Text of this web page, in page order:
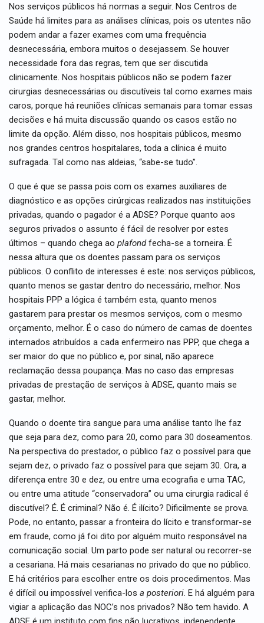
Nos serviços públicos há normas a seguir. Nos Centros de
Saúde há limites para as análises clínicas, pois os utentes não
podem andar a fazer exames com uma frequência
desnecessária, embora muitos o desejassem. Se houver
necessidade fora das regras, tem que ser discutida
clinicamente. Nos hospitais públicos não se podem fazer
cirurgias desnecessárias ou discutíveis tal como exames mais
caros, porque há reuniões clínicas semanais para tomar essas
decisões e há muita discussão quando os casos estão no
limite da opção. Além disso, nos hospitais públicos, mesmo
nos grandes centros hospitalares, toda a clínica é muito
sufragada. Tal como nas aldeias, “sabe-se tudo”.
O que é que se passa pois com os exames auxiliares de
diagnóstico e as opções cirúrgicas realizados nas instituições
privadas, quando o pagador é a ADSE? Porque quanto aos
seguros privados o assunto é fácil de resolver por estes
últimos – quando chega ao plafondfecha-se a torneira. É
nessa altura que os doentes passam para os serviços
públicos. O conflito de interesses é este: nos serviços públicos,
quanto menos se gastar dentro do necessário, melhor. Nos
hospitais PPP a lógica é também esta, quanto menos
gastarem para prestar os mesmos serviços, com o mesmo
orçamento, melhor. É o caso do número de camas de doentes
internados atribuídos a cada enfermeiro nas PPP, que chega a
ser maior do que no público e, por sinal, não aparece
reclamação dessa poupança. Mas no caso das empresas
privadas de prestação de serviços à ADSE, quanto mais se
gastar, melhor.
Quando o doente tira sangue para uma análise tanto lhe faz
que seja para dez, como para 20, como para 30 doseamentos.
Na perspectiva do prestador, o público faz o possível para que
sejam dez, o privado faz o possível para que sejam 30. Ora, a
diferença entre 30 e dez, ou entre uma ecografia e uma TAC,
ou entre uma atitude “conservadora” ou uma cirurgia radical é
discutível? É. É criminal? Não é. É ilícito? Dificilmente se prova.
Pode, no entanto, passar a fronteira do lícito e transformar-se
em fraude, como já foi dito por alguém muito responsável na
comunicação social. Um parto pode ser natural ou recorrer-se
a cesariana. Há mais cesarianas no privado do que no público.
E há critérios para escolher entre os dois procedimentos. Mas
é difícil ou impossível verifica-los a posteriori. E há alguém para
vigiar a aplicação das NOC’s nos privados? Não tem havido. A